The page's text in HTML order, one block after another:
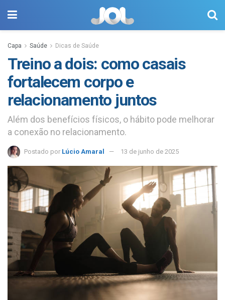
Capa Saúde Dicas de Saúde
Treino a dois: como casais
fortalecem corpo e
relacionamento juntos
Além dos benefícios físicos, o hábito pode melhorar
a conexão no relacionamento.
Postado por Lúcio Amaral 13 de junho de 2025